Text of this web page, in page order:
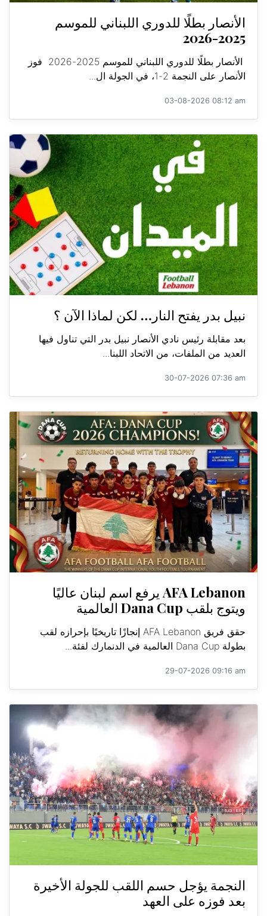
الأنصار بطلًا للدوري اللبناني للموسم
2025-2026
الأنصار بطلًا للدوري اللبناني للموسم 2025-2026 فوز
الأنصار على النجمة 2-1، في الجولة ال...
03-08-2026 08:12 am
نبيل بدر يفتح النار… لكن لماذا الآن ؟
بعد مقابلة رئيس نادي الأنصار نبيل بدر التي تناول فيها
العديد من الملفات، من الاتحاد اللبنا...
30-07-2026 07:36 am
AFA Lebanon يرفع اسم لبنان عاليًا
ويتوج بلقب Dana Cup العالمية
حقق فريق AFA Lebanon إنجازًا تاريخيًا بإحرازه لقب
بطولة Dana Cup العالمية في الدنمارك لفئة...
29-07-2026 09:16 am
النجمة يؤجل حسم اللقب للجولة الأخيرة
بعد فوزه على العهد